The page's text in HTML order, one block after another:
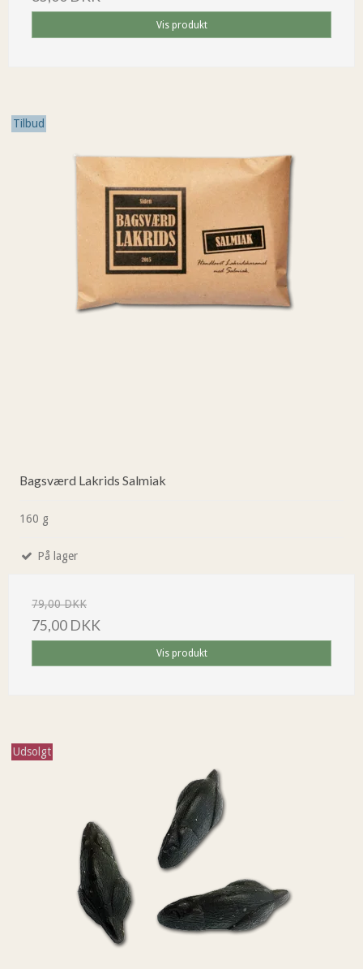
Vis produkt
Tilbud
Bagsværd Lakrids Salmiak
160 g
På lager
79,00 DKK
75,00 DKK
Vis produkt
Udsolgt